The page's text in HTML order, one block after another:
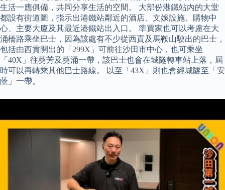
生活一應俱備，共同分享生活的空間。 大部份港鐵站內的大堂
都設有街道圖，指示出港鐵站鄰近的酒店、文娛設施、購物中
心、主要大廈及其最近港鐵站出入口。 準買家也可以考慮在大
涌橋路乘坐巴士，因為該處有不少從西貢及馬鞍山駛出的巴士，
包括由西貢開出的「299X」可前往沙田市中心，也可乘坐
「40X」往葵芳及葵涌一帶，該巴士也會在城隧轉車站上落，屆
時可以再轉乘其他巴士路線。 以至「43X」則也會經城隧至「安
蔭」一帶。